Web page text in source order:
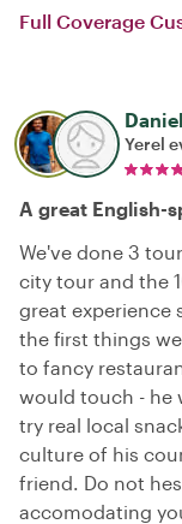
Full Coverage
Daniel
Yerel
A great English-
We've done 3
city tour and the
great experience
the first things
to fancy
would touch - he
try real local
culture of his
friend. Do not
accomodating